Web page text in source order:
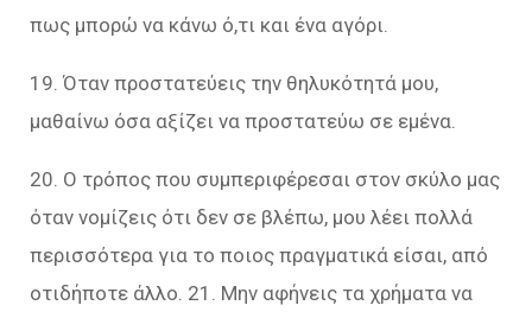
πως μπορώ να κάνω ό,τι και ένα αγόρι.
19. Όταν προστατεύεις την θηλυκότητά μου,
μαθαίνω όσα αξίζει να προστατεύω σε εμένα.
20. Ο τρόπος που συμπεριφέρεσαι στον σκύλο μας
όταν νομίζεις ότι δεν σε βλέπω, μου λέει πολλά
περισσότερα για το ποιος πραγματικά είσαι, από
οτιδήποτε άλλο. 21. Μην αφήνεις τα χρήματα να